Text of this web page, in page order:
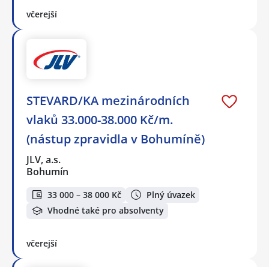
včerejší
STEVARD/KA mezinárodních
vlaků 33.000-38.000 Kč/m.
(nástup zpravidla v Bohumíně)
JLV, a.s.
Bohumín
33 000 – 38 000 Kč
Plný úvazek
Vhodné také pro absolventy
včerejší